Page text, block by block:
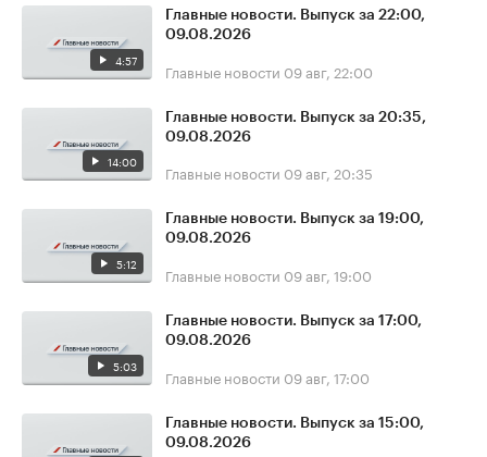
4:57
Главные новости. Выпуск за 22:00,
09.08.2026
Главные новости 09 авг, 22:00
14:00
Главные новости. Выпуск за 20:35,
09.08.2026
Главные новости 09 авг, 20:35
5:12
Главные новости. Выпуск за 19:00,
09.08.2026
Главные новости 09 авг, 19:00
5:03
Главные новости. Выпуск за 17:00,
09.08.2026
Главные новости 09 авг, 17:00
Главные новости. Выпуск за 15:00,
09.08.2026